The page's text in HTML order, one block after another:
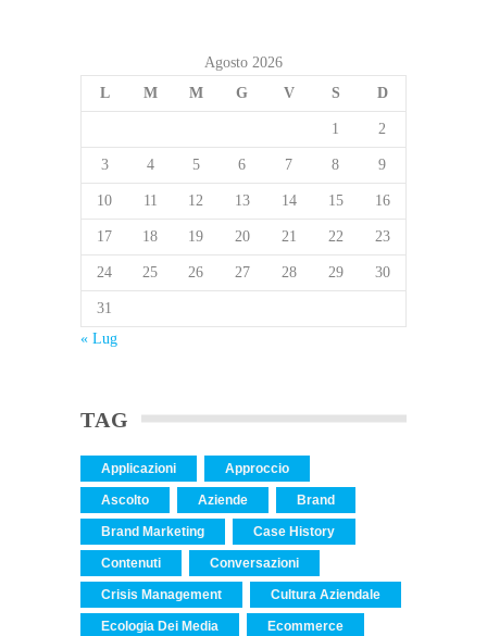
Agosto 2026
L
M M G V S D
1 2
3 4 5 6 7 8 9
10 11 12 13 14 15 16
17 18 19 20 21 22 23
24 25 26 27 28 29 30
31
« Lug
TAG
Applicazioni Approccio
Ascolto Aziende Brand
Brand Marketing Case History
Contenuti Conversazioni
Crisis Management Cultura Aziendale
Ecologia Dei Media Ecommerce